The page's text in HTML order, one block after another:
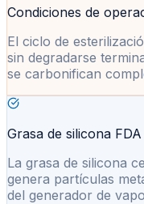
Condiciones de
El ciclo de
sin degradarse
se carbonifican
Grasa de silicona
La grasa de silicona
genera partículas
del generador de